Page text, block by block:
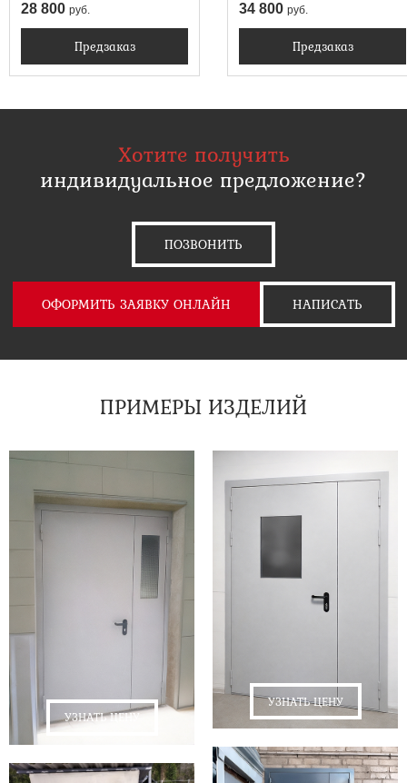
28 800 руб.
Предзаказ
34 800 руб.
Предзаказ
Хотите получить
индивидуальное предложение?
ПОЗВОНИТЬ
ОФОРМИТЬ ЗАЯВКУ ОНЛАЙН НАПИСАТЬ
ПРИМЕРЫ ИЗДЕЛИЙ
УЗНАТЬ ЦЕНУ
УЗНАТЬ ЦЕНУ